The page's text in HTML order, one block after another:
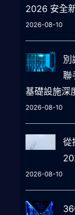
2026 安全
2026-08-10
別
聯
基礎設施深
2026-08-10
從
2026-08-10